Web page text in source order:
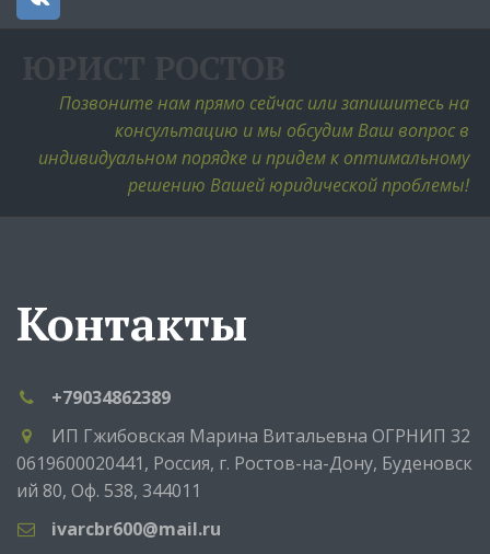
Позвоните нам прямо сейчас или запишитесь на
консультацию и мы обсудим Ваш вопрос в
индивидуальном порядке и придем к оптимальному
решению Вашей юридической проблемы!
Контакты
+79034862389
ИП Гжибовская Марина Витальевна ОГРНИП 32
0619600020441, Россия, г. Ростов-на-Дону, Буденовск
ий 80, Оф. 538, 344011
ivarcbr600@mail.ru